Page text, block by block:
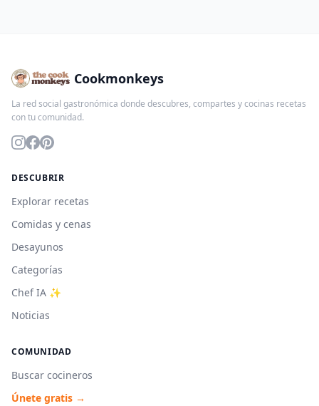
Cookmonkeys
La red social gastronómica donde descubres, compartes y cocinas recetas
con tu comunidad.
DESCUBRIR
Explorar recetas
Comidas y cenas
Desayunos
Categorías
Chef IA ✨
Noticias
COMUNIDAD
Buscar cocineros
Únete gratis →